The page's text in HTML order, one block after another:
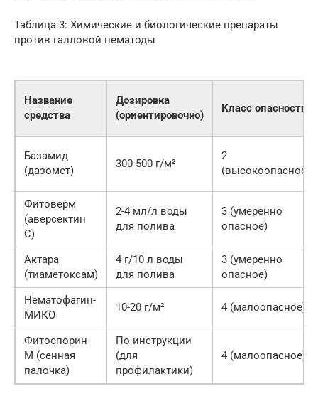
Таблица 3: Химические и биологические препараты
против галловой нематоды
Название
средства
Дозировка
(ориентировочно)
Класс опасности
Базамид
(дазомет)
300-500 г/м²
2
(высокоопасное)
Фитоверм
(аверсектин
С)
2-4 мл/л воды
для полива
3 (умеренно
опасное)
Актара
(тиаметоксам)
4 г/10 л воды
для полива
3 (умеренно
опасное)
Нематофагин-
МИКО
10-20 г/м² 4 (малоопасное)
Фитоспорин-
М (сенная
палочка)
По инструкции
(для
профилактики)
4 (малоопасное)